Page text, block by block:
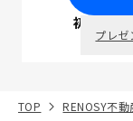
初回面談で
プレゼ
TOP RENOSY不